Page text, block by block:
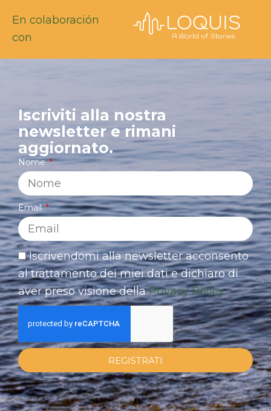
En colaboración
con
Iscriviti alla nostra
newsletter e rimani
aggiornato.
Nome
Email
Iscrivendomi alla newsletter acconsento
al trattamento dei miei dati e dichiaro di
aver preso visione dellaPrivacy Policy
REGISTRATI